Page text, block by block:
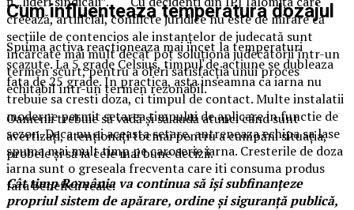
creează, artificial, conflicte juridice nu este de mirare că
secțiile de contencios ale instanțelor de judecată sunt
încărcate mai mult decât pot soluționa judecătorii într-un
termen scurt, pentru a oferi satisfacția unui proces
echitabil într-un termen rezonabil.
Oamenii trebuie să vadă și să audă atunci când sunt
avertizați, atenționați tocmai pentru a cumpăni situația,
probele și să ia cele mai bune decizii.
Cât timp România va continua să își subfinanțeze
propriul sistem de apărare, ordine și siguranță publică,
Cum influenteaza temperatura dozajul
Spuma activa reactioneaza mai incet la temperaturi
scazute. La 5 grade Celsius, timpul de actiune se dubleaza
fata de 25 grade. In practica, asta inseamna ca iarna nu
trebuie sa cresti doza, ci timpul de contact. Multe instalatii
moderne permit setarea timpului de aplicare in functie de
sezon. Daca nu ai aceasta setare, antreneaza echipa sa lase
spuma mai mult timp pe caroserie iarna. Cresterile de doza
iarna sunt o greseala frecventa care iti consuma produs
fara beneficii reale.